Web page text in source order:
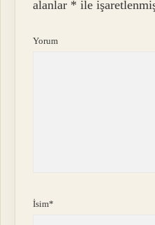
alanlar * ile
Yorum
İsim*